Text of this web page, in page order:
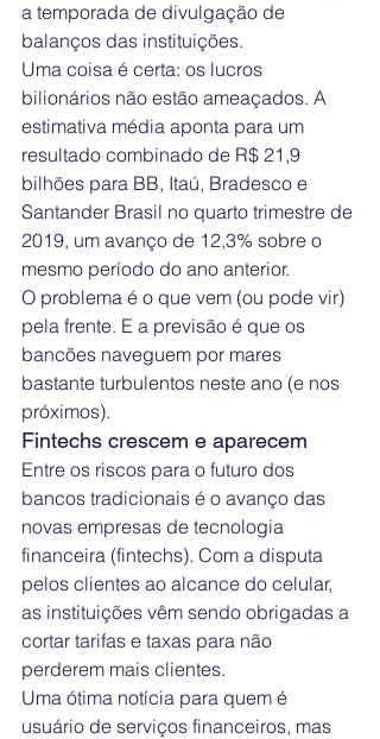
a temporada de divulgação de
balanços das instituições.
Uma coisa é certa: os lucros
bilionários não estão ameaçados. A
estimativa média aponta para um
resultado combinado de R$ 21,9
bilhões para BB, Itaú, Bradesco e
Santander Brasil no quarto trimestre de
2019, um avanço de 12,3% sobre o
mesmo período do ano anterior.
O problema é o que vem (ou pode vir)
pela frente. E a previsão é que os
bancões naveguem por mares
bastante turbulentos neste ano (e nos
próximos).
Fintechs crescem e aparecem
Entre os riscos para o futuro dos
bancos tradicionais é o avanço das
novas empresas de tecnologia
financeira (fintechs). Com a disputa
pelos clientes ao alcance do celular,
as instituições vêm sendo obrigadas a
cortar tarifas e taxas para não
perderem mais clientes.
Uma ótima notícia para quem é
usuário de serviços financeiros, mas